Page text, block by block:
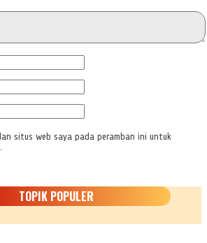
situs web saya pada peramban ini untuk
TOPIK POPULER